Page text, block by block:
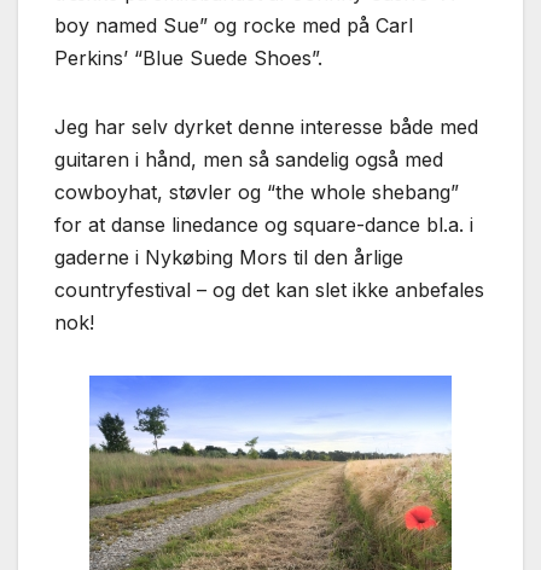
boy named Sue” og rocke med på Carl
Perkins’ “Blue Suede Shoes”.
Jeg har selv dyrket denne interesse både med
guitaren i hånd, men så sandelig også med
cowboyhat, støvler og “the whole shebang”
for at danse linedance og square-dance bl.a. i
gaderne i Nykøbing Mors til den årlige
countryfestival – og det kan slet ikke anbefales
nok!